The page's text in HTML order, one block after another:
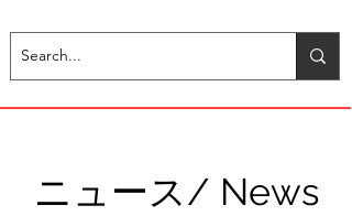
ニュース/ News